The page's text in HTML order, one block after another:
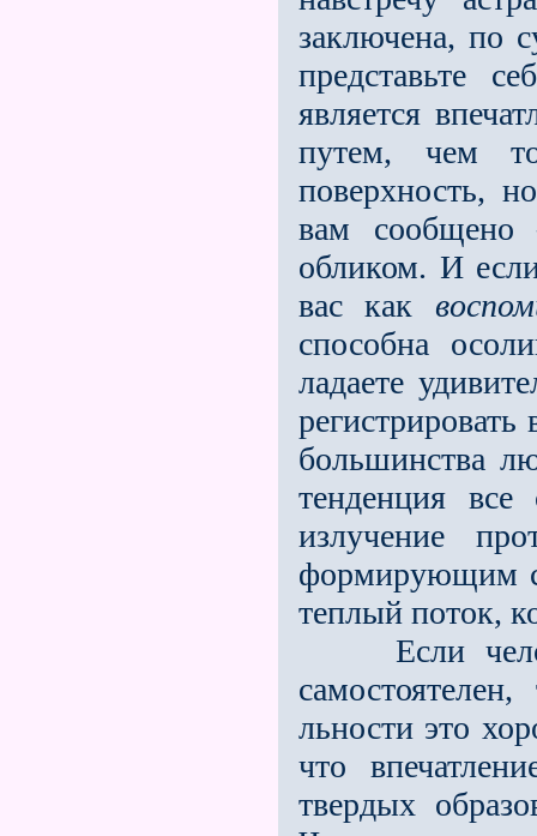
заключена, по
представьте
является
путем, чем
поверхность,
вам сообщено
обликом. И
вас как
способна
ладаете
большинства
тенденция все
излучение
формирующим
теплый поток,
Если
льности это
что
твердых